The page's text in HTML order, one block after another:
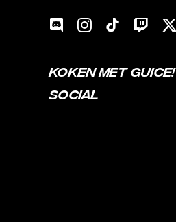
KOKEN MET GUICE!
SOCIAL